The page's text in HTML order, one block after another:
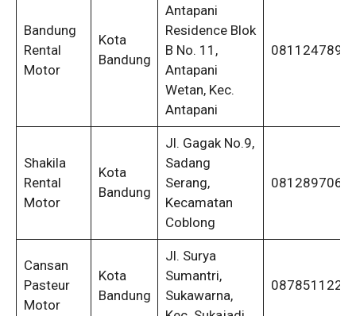
Bandung
Rental
Motor
Kota
Bandung
Antapani
Residence Blok
B No. 11,
Antapani
Wetan, Kec.
Antapani
Shakila
Rental
Motor
Kota
Bandung
Jl. Gagak No.9,
Sadang
Serang,
Kecamatan
Coblong
Cansan
Pasteur
Motor
Kota
Bandung
Jl. Surya
Sumantri,
Sukawarna,